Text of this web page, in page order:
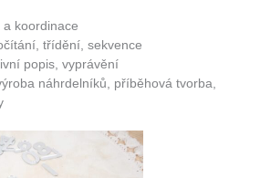
koordinace
třídění, sekvence
popis, vyprávění
náhrdelníků, příběhová tvorba,